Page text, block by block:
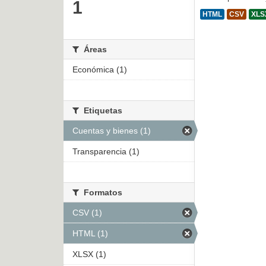
HTML CSV
1
Áreas
Económica (1)
Etiquetas
Cuentas y bienes (1)
Transparencia (1)
Formatos
CSV (1)
HTML (1)
XLSX (1)